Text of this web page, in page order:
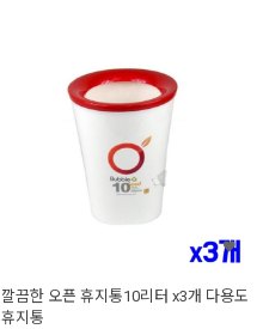
깔끔한 오픈 휴지통10리터 x3개 다용도
휴지통